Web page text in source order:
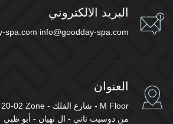
البريد الالكتروني
info@goodday-spa.com
spa.com
العنوان
من دوسيت تاني - ال نهيان - أبو ظبي